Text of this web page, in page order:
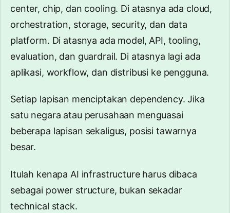
center, chip, dan cooling. Di atasnya ada cloud,
orchestration, storage, security, dan data
platform. Di atasnya ada model, API, tooling,
evaluation, dan guardrail. Di atasnya lagi ada
aplikasi, workflow, dan distribusi ke pengguna.
Setiap lapisan menciptakan dependency. Jika
satu negara atau perusahaan menguasai
beberapa lapisan sekaligus, posisi tawarnya
besar.
Itulah kenapa AI infrastructure harus dibaca
sebagai power structure, bukan sekadar
technical stack.